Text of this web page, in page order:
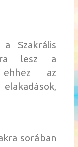
Szakrális
lesz a
az
sorában